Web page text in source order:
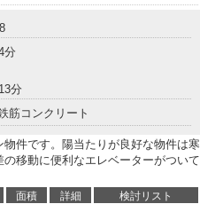
分
分
筋コンクリート
件です。陽当たりが良好な物件は寒
移動に便利なエレベーターがついて
面積 詳細 検討リスト